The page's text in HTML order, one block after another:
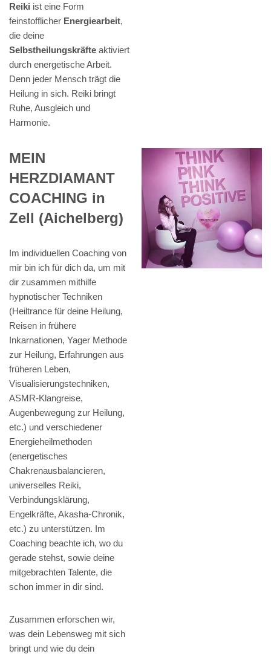
Reiki ist eine Form
feinstofflicher Energiearbeit,
die deine
Selbstheilungskräfte aktiviert
durch energetische Arbeit.
Denn jeder Mensch trägt die
Heilung in sich. Reiki bringt
Ruhe, Ausgleich und
Harmonie.
MEIN
HERZDIAMANT
COACHING in
Zell (Aichelberg)
Im individuellen Coaching von
mir bin ich für dich da, um mit
dir zusammen mithilfe
hypnotischer Techniken
(Heiltrance für deine Heilung,
Reisen in frühere
Inkarnationen, Yager Methode
zur Heilung, Erfahrungen aus
früheren Leben,
Visualisierungstechniken,
ASMR-Klangreise,
Augenbewegung zur Heilung,
etc.) und verschiedener
Energieheilmethoden
(energetisches
Chakrenausbalancieren,
universelles Reiki,
Verbindungsklärung,
Engelkräfte, Akasha-Chronik,
etc.) zu unterstützen. Im
Coaching beachte ich, wo du
gerade stehst, sowie deine
mitgebrachten Talente, die
schon immer in dir sind.
Zusammen erforschen wir,
was dein Lebensweg mit sich
bringt und wie du dein